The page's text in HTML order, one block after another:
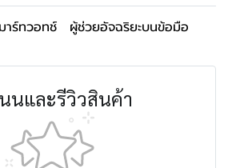
าร์ทวอทช์
ผู้ช่วยอัจฉริยะบนข้อมือ
นและรีวิวสินค้า